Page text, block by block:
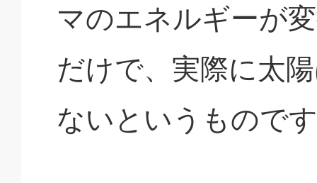
マのエネルギーが
だけで、実際に太
ないというもので